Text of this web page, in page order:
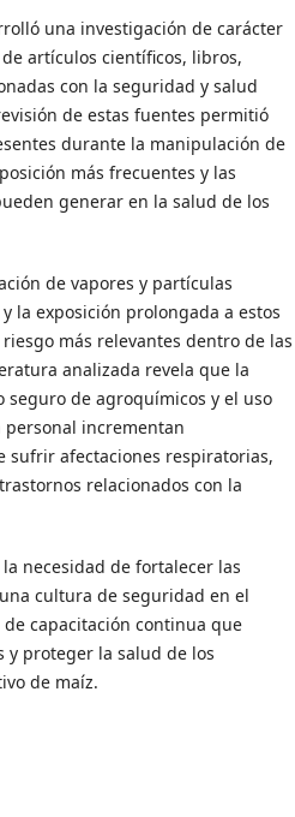
una investigación de carácter
artículos científicos, libros,
con la seguridad y salud
de estas fuentes permitió
durante la manipulación de
más frecuentes y las
generar en la salud de los
de vapores y partículas
la exposición prolongada a estos
más relevantes dentro de las
analizada revela que la
de agroquímicos y el uso
incrementan
afectaciones respiratorias,
relacionados con la
necesidad de fortalecer las
cultura de seguridad en el
capacitación continua que
proteger la salud de los
de maíz.